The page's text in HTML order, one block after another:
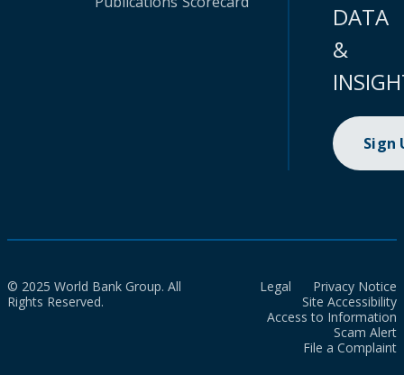
DATA
&
Sign
© 2025 World Bank Group. All
Rights Reserved.
Legal
Privacy Notice
Site Accessibility
Access to Information
Scam Alert
File a Complaint